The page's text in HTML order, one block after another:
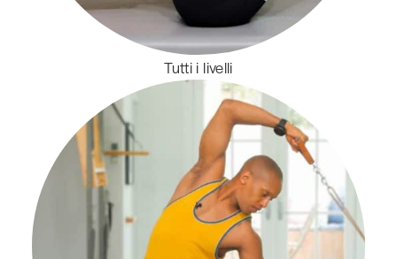
Tutti i livelli